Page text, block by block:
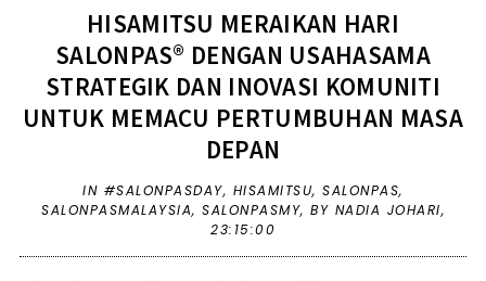
HISAMITSU MERAIKAN HARI
SALONPAS® DENGAN USAHASAMA
STRATEGIK DAN INOVASI KOMUNITI
UNTUK MEMACU PERTUMBUHAN MASA
DEPAN
IN #SALONPASDAY, HISAMITSU,SALONPAS,
SALONPASMALAYSIA, SALONPASMY, BY NADIA JOHARI,
23:15:00